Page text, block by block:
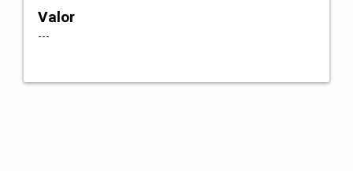
Valor
---